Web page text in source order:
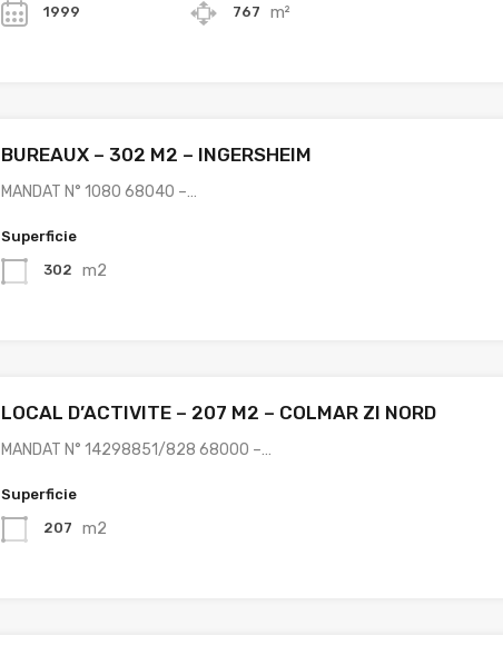
1999 767 m²
BUREAUX – 302 M2 – INGERSHEIM
MANDAT N° 1080 68040 –…
Superficie
302 m2
LOCAL D’ACTIVITE – 207 M2 – COLMAR ZI NORD
MANDAT N° 14298851/828 68000 –…
Superficie
207 m2